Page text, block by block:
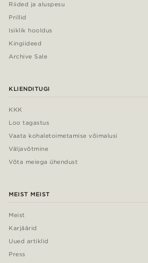
Riided ja aluspesu
Prillid
Isiklik hooldus
Kingiideed
Archive Sale
KLIENDITUGI
KKK
Loo tagastus
Vaata kohaletoimetamise võimalusi
Väljavõtmine
Võta meiega ühendust
MEIST MEIST
Meist
Karjäärid
Uued artiklid
Press